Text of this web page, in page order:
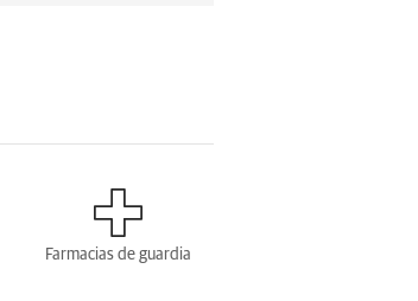
Farmacias de guardia